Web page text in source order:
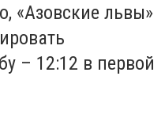
«Азовские львы»
– 12:12 в первой